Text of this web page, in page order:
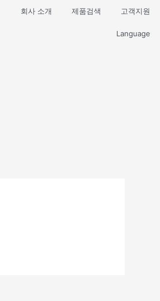
회사 소개 제품검색 고객지원
Language